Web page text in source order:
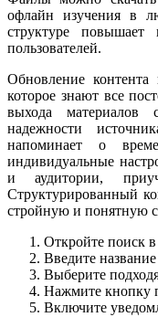
офлайн изучения в
структуре повышает
пользователей.
Обновление
которое знают все
выхода материалов
надежности
напоминает о
индивидуальные
и аудитории,
Структурированный
стройную и понятную
Откройте поиск
Введите
Выберите
Нажмите кнопку
Включите